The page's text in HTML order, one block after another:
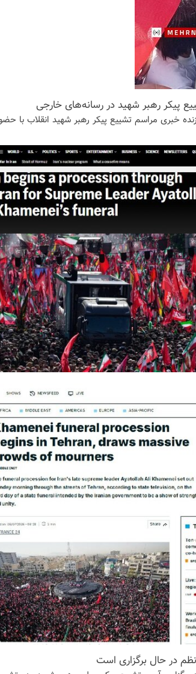
پیکر رهبر شهید در رسانه‌های خارجی
خبری مراسم تشییع پیکر رهبر شهید انقلاب با
در حال برگزاری است